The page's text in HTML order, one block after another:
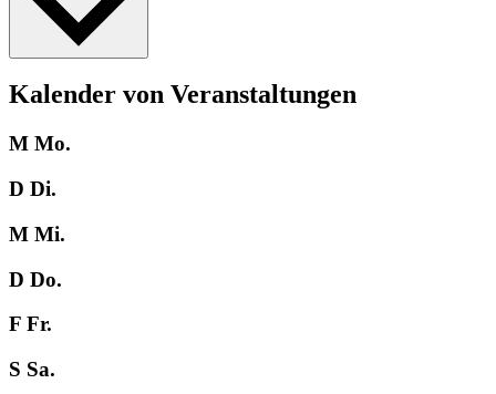
Kalender von Veranstaltungen
M Mo.
D Di.
M Mi.
D Do.
F Fr.
S Sa.